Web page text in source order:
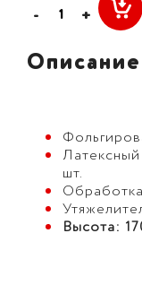
- +
Описание
шт.
Высота: